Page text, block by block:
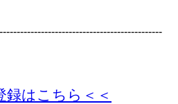
録はこちら＜＜